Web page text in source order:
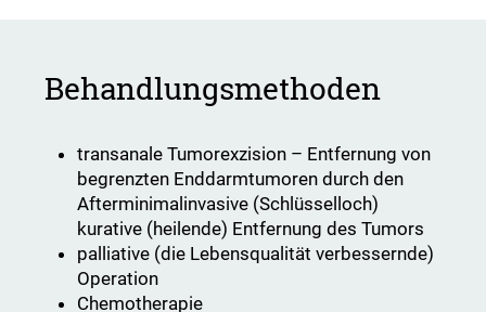
Behandlungsmethoden
transanale Tumorexzision – Entfernung von
begrenzten Enddarmtumoren durch den
Afterminimalinvasive (Schlüsselloch)
kurative (heilende) Entfernung des Tumors
palliative (die Lebensqualität verbessernde)
Operation
Chemotherapie